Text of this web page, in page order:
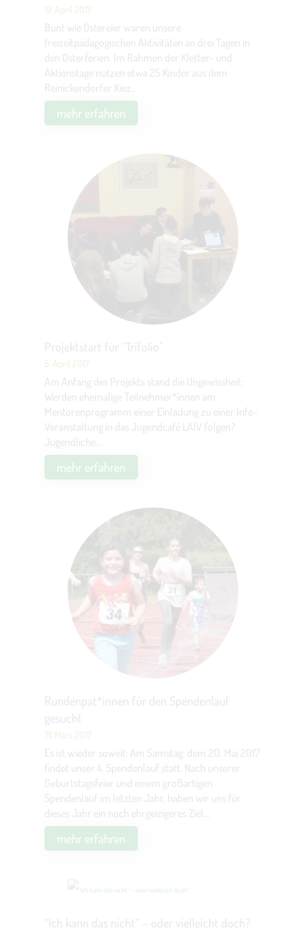
19. April 2017
Bunt wie Ostereier waren unsere
freizeitpädagogischen Aktivitäten an drei Tagen in
den Osterferien. Im Rahmen der Kletter- und
Aktionstage nutzen etwa 25 Kinder aus dem
Reinickendorfer Kiez...
mehr erfahren
5. April 2017
Am Anfang des Projekts stand die Ungewissheit:
Werden ehemalige Teilnehmer*innen am
Mentorenprogramm einer Einladung zu einer Info-
Veranstaltung in das Jugendcafé LAIV folgen?
Jugendliche...
mehr erfahren
31. März 2017
Es ist wieder soweit: Am Samstag, dem 20. Mai 2017
findet unser 4. Spendenlauf statt. Nach unserer
Geburtstagsfeier und einem großartigen
Spendenlauf im letzten Jahr, haben wir uns für
dieses Jahr ein noch ehrgeizigeres Ziel...
mehr erfahren